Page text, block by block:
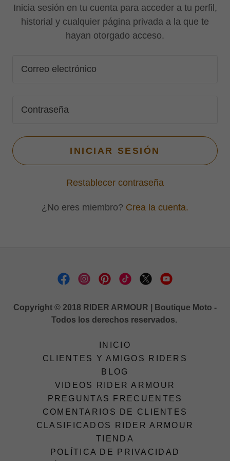
Inicia sesión en tu cuenta para acceder a tu perfil,
historial y cualquier página privada a la que te
hayan otorgado acceso.
INICIAR SESIÓN
Restablecer contraseña
¿No eres miembro? Crea la cuenta.
Copyright © 2018 RIDER ARMOUR | Boutique Moto -
Todos los derechos reservados.
INICIO
CLIENTES Y AMIGOS RIDERS
BLOG
VIDEOS RIDER ARMOUR
PREGUNTAS FRECUENTES
COMENTARIOS DE CLIENTES
CLASIFICADOS RIDER ARMOUR
TIENDA
POLÍTICA DE PRIVACIDAD